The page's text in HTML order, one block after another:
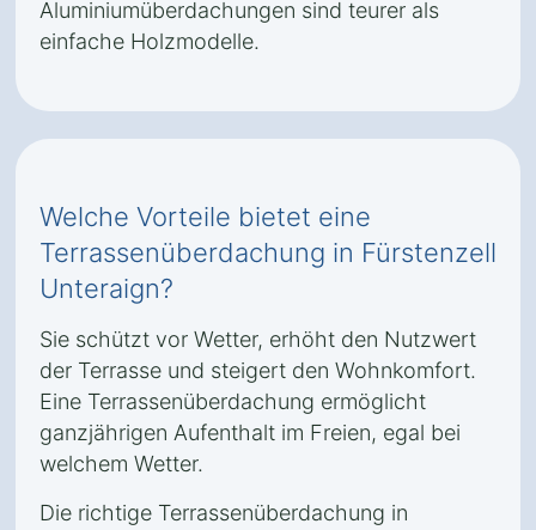
Aluminiumüberdachungen sind teurer als
einfache Holzmodelle.
Welche Vorteile bietet eine
Terrassenüberdachung in Fürstenzell
Unteraign?
Sie schützt vor Wetter, erhöht den Nutzwert
der Terrasse und steigert den Wohnkomfort.
Eine Terrassenüberdachung ermöglicht
ganzjährigen Aufenthalt im Freien, egal bei
welchem Wetter.
Die richtige Terrassenüberdachung in